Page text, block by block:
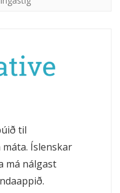
til
Íslenskar
má nálgast